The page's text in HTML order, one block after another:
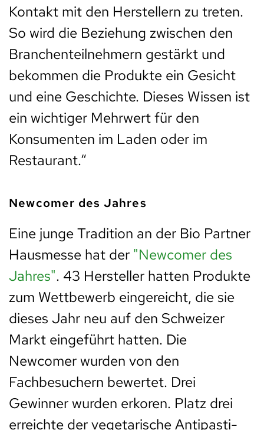
Kontakt mit den Herstellern zu treten.
So wird die Beziehung zwischen den
Branchenteilnehmern gestärkt und
bekommen die Produkte ein Gesicht
und eine Geschichte. Dieses Wissen ist
ein wichtiger Mehrwert für den
Konsumenten im Laden oder im
Restaurant.“
Newcomer des Jahres
Eine junge Tradition an der Bio Partner
Hausmesse hat der "Newcomer des
Jahres". 43 Hersteller hatten Produkte
zum Wettbewerb eingereicht, die sie
dieses Jahr neu auf den Schweizer
Markt eingeführt hatten. Die
Newcomer wurden von den
Fachbesuchern bewertet. Drei
Gewinner wurden erkoren. Platz drei
erreichte der vegetarische Antipasti-